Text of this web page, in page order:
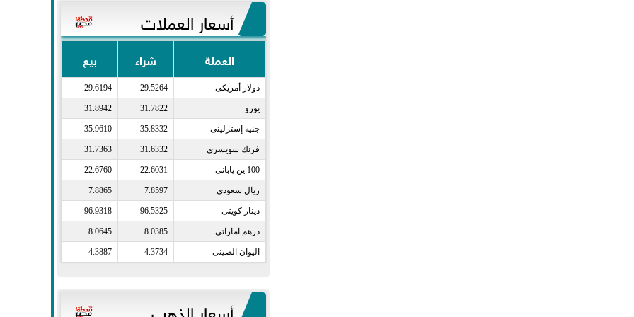
أسعار العملات
العملة شراء بيع
دولار أمريكى​ 29.5264
29.6194
يورو​ 31.7822
31.8942
جنيه إسترلينى​ 35.8332
35.9610
فرنك سويسرى​ 31.6332
31.7363
100 ين يابانى​ 22.6031
22.6760
ريال سعودى​ 7.8597
7.8865
دينار كويتى​ 96.5325
96.9318
درهم اماراتى​ 8.0385
8.0645
اليوان الصينى​ 4.3734
4.3887
أسعار الذهب